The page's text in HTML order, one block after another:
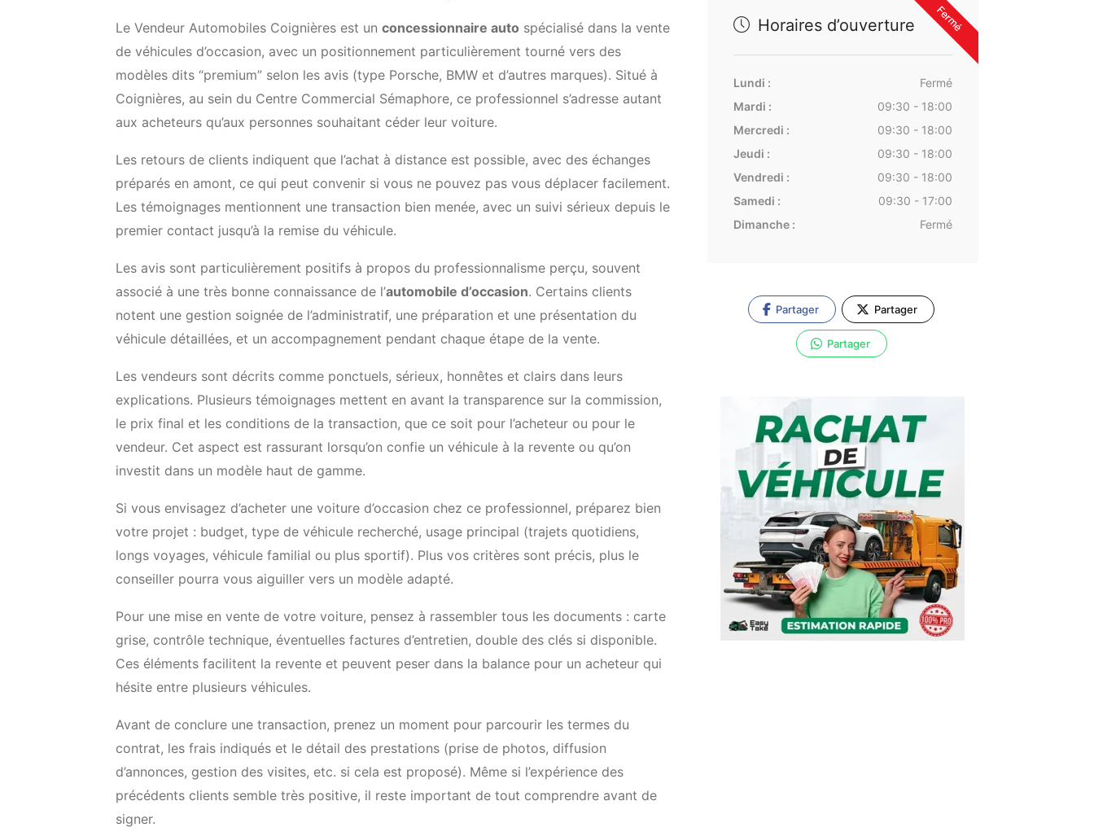
Le Vendeur Automobiles Coignières est un concessionnaire auto spécialisé dans la vente
de véhicules d’occasion, avec un positionnement particulièrement tourné vers des
modèles dits “premium” selon les avis (type Porsche, BMW et d’autres marques). Situé à
Coignières, au sein du Centre Commercial Sémaphore, ce professionnel s’adresse autant
aux acheteurs qu’aux personnes souhaitant céder leur voiture.
Les retours de clients indiquent que l’achat à distance est possible, avec des échanges
préparés en amont, ce qui peut convenir si vous ne pouvez pas vous déplacer facilement.
Les témoignages mentionnent une transaction bien menée, avec un suivi sérieux depuis le
premier contact jusqu’à la remise du véhicule.
Les avis sont particulièrement positifs à propos du professionnalisme perçu, souvent
associé à une très bonne connaissance de l’automobile d’occasion. Certains clients
notent une gestion soignée de l’administratif, une préparation et une présentation du
véhicule détaillées, et un accompagnement pendant chaque étape de la vente.
Les vendeurs sont décrits comme ponctuels, sérieux, honnêtes et clairs dans leurs
explications. Plusieurs témoignages mettent en avant la transparence sur la commission,
le prix final et les conditions de la transaction, que ce soit pour l’acheteur ou pour le
vendeur. Cet aspect est rassurant lorsqu’on confie un véhicule à la revente ou qu’on
investit dans un modèle haut de gamme.
Si vous envisagez d’acheter une voiture d’occasion chez ce professionnel, préparez bien
votre projet : budget, type de véhicule recherché, usage principal (trajets quotidiens,
longs voyages, véhicule familial ou plus sportif). Plus vos critères sont précis, plus le
conseiller pourra vous aiguiller vers un modèle adapté.
Pour une mise en vente de votre voiture, pensez à rassembler tous les documents : carte
grise, contrôle technique, éventuelles factures d’entretien, double des clés si disponible.
Ces éléments facilitent la revente et peuvent peser dans la balance pour un acheteur qui
hésite entre plusieurs véhicules.
Avant de conclure une transaction, prenez un moment pour parcourir les termes du
contrat, les frais indiqués et le détail des prestations (prise de photos, diffusion
d’annonces, gestion des visites, etc. si cela est proposé). Même si l’expérience des
précédents clients semble très positive, il reste important de tout comprendre avant de
signer.
Fermé
Horaires d’ouverture
Lundi :
Fermé
Mardi :
09:30 - 18:00
Mercredi :
09:30 - 18:00
Jeudi :
09:30 - 18:00
Vendredi :
09:30 - 18:00
Samedi :
09:30 - 17:00
Dimanche :
Fermé
Partager Partager
Partager